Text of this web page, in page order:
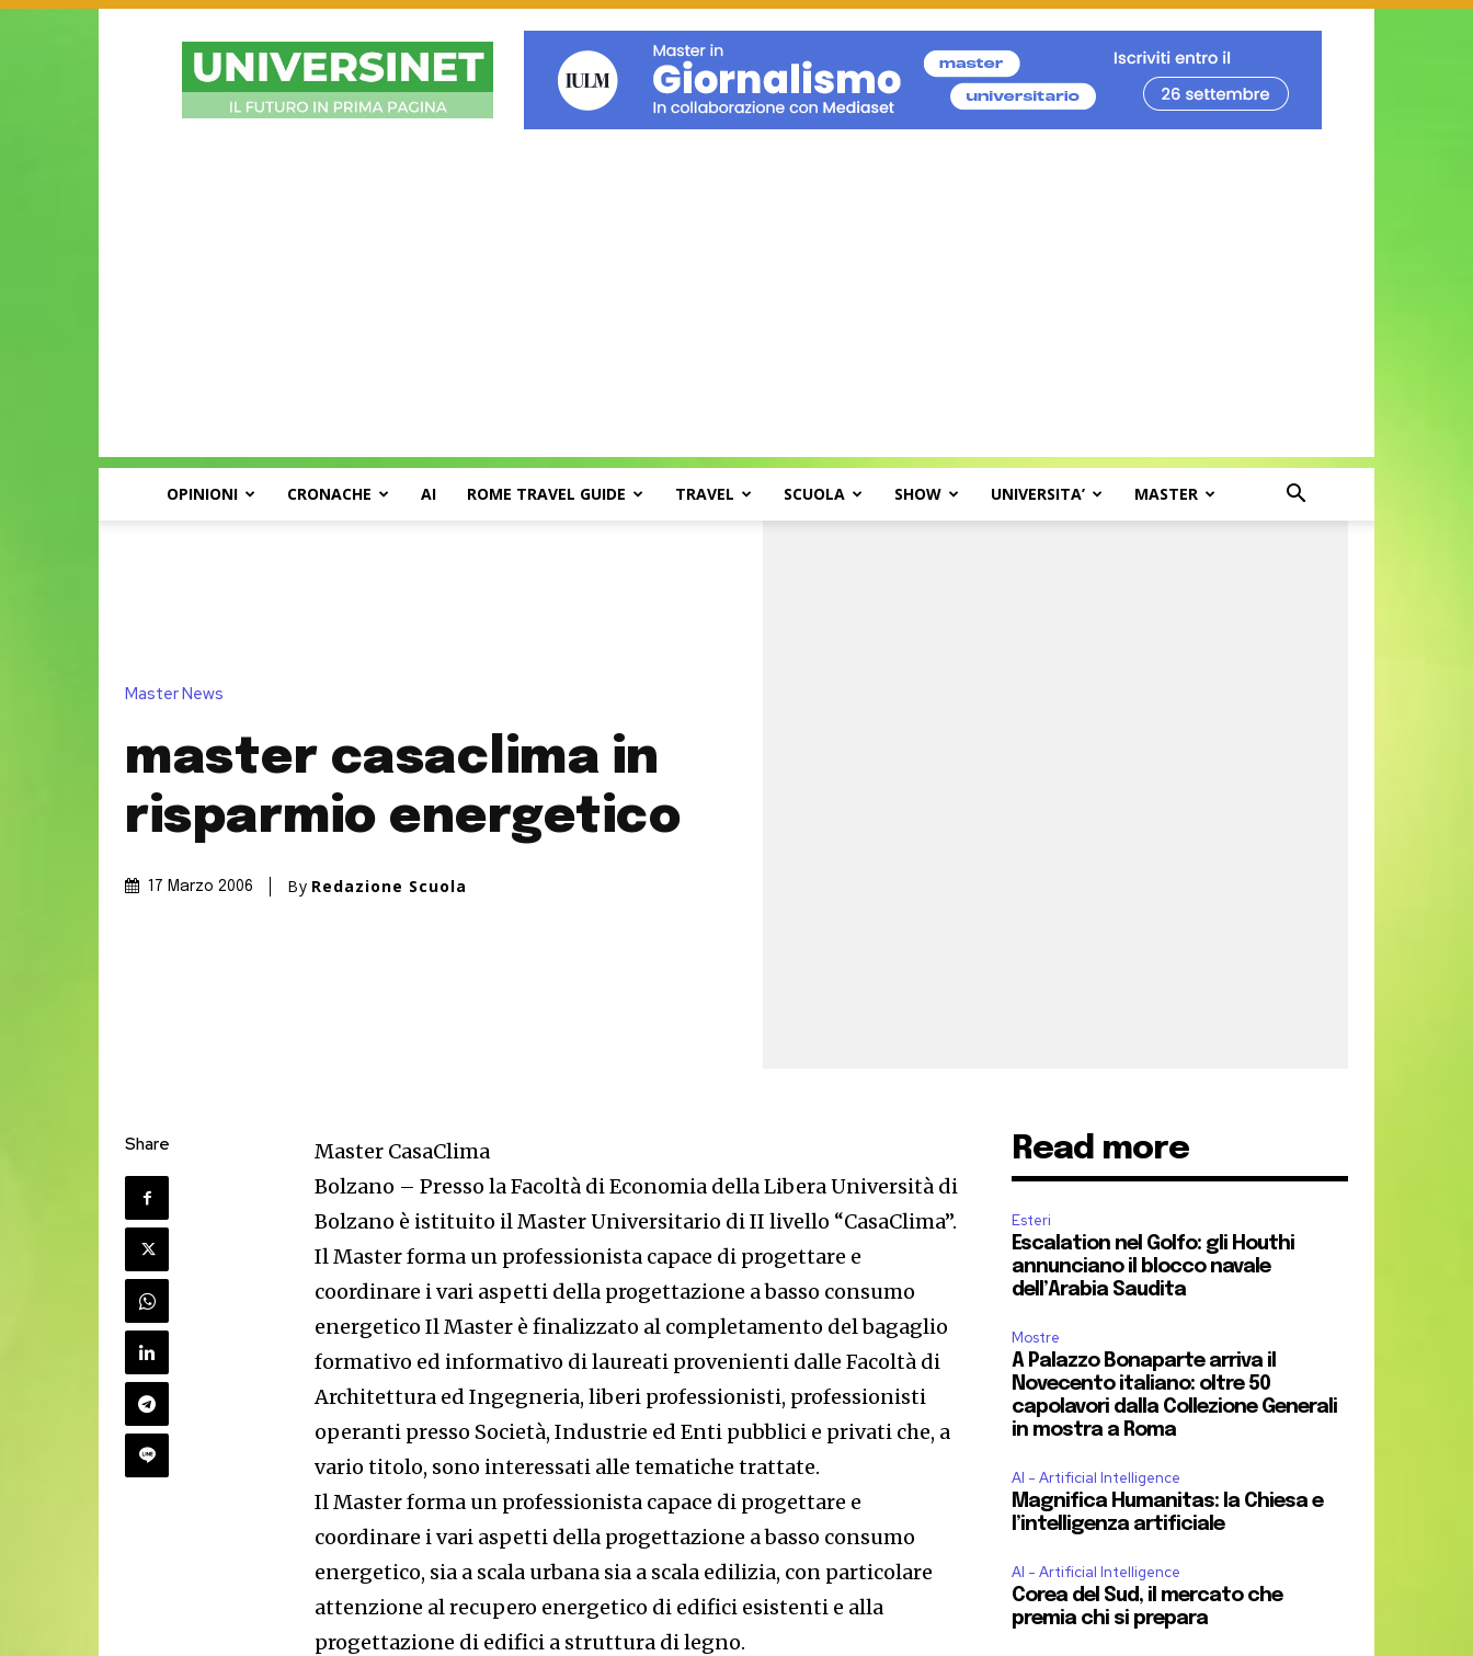
UniversiNet
Magazine
OPINIONI CRONACHE AI ROME TRAVEL GUIDE TRAVEL SCUOLA SHOW UNIVERSITA’ MASTER
Master News
master casaclima in
risparmio energetico
17 Marzo 2006 By Redazione Scuola
Share
Master CasaClima
Bolzano – Presso la Facoltà di Economia della Libera Università di
Bolzano è istituito il Master Universitario di II livello “CasaClima”.
Il Master forma un professionista capace di progettare e
coordinare i vari aspetti della progettazione a basso consumo
energetico Il Master è finalizzato al completamento del bagaglio
formativo ed informativo di laureati provenienti dalle Facoltà di
Architettura ed Ingegneria, liberi professionisti, professionisti
operanti presso Società, Industrie ed Enti pubblici e privati che, a
vario titolo, sono interessati alle tematiche trattate.
Il Master forma un professionista capace di progettare e
coordinare i vari aspetti della progettazione a basso consumo
energetico, sia a scala urbana sia a scala edilizia, con particolare
attenzione al recupero energetico di edifici esistenti e alla
progettazione di edifici a struttura di legno.
Read more
Esteri
Escalation nel Golfo: gli Houthi
annunciano il blocco navale
dell’Arabia Saudita
Mostre
A Palazzo Bonaparte arriva il
Novecento italiano: oltre 50
capolavori dalla Collezione Generali
in mostra a Roma
AI - Artificial Intelligence
Magnifica Humanitas: la Chiesa e
l’intelligenza artificiale
AI - Artificial Intelligence
Corea del Sud, il mercato che
premia chi si prepara